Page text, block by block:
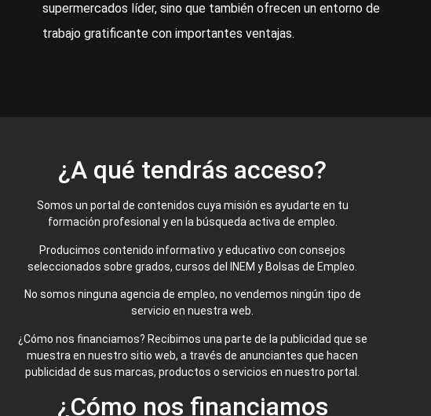
supermercados líder, sino que también ofrecen un entorno de
trabajo gratificante con importantes ventajas.
¿A qué tendrás acceso?
Somos un portal de contenidos cuya misión es ayudarte en tu
formación profesional y en la búsqueda activa de empleo.
Producimos contenido informativo y educativo con consejos
seleccionados sobre grados, cursos del INEM y Bolsas de Empleo.
No somos ninguna agencia de empleo, no vendemos ningún tipo de
servicio en nuestra web.
¿Cómo nos financiamos? Recibimos una parte de la publicidad que se
muestra en nuestro sitio web, a través de anunciantes que hacen
publicidad de sus marcas, productos o servicios en nuestro portal.
¿Cómo nos financiamos